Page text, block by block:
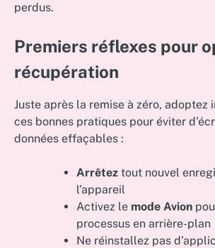
perdus.
Premiers réflexes pour
récupération
Juste après la remise à zéro, adoptez
ces bonnes pratiques pour éviter
données effaçables :
Arrêtez tout nouvel
l’appareil
Activez le mode Avion
processus en arrière-plan
Ne réinstallez pas